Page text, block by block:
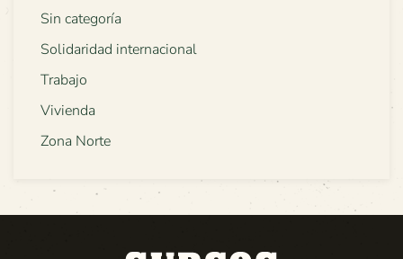
Sin categoría
Solidaridad internacional
Trabajo
Vivienda
Zona Norte